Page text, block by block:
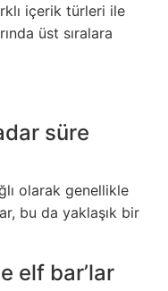
içerik türleri ile
üst sıralara
süre
olarak genellikle
bu da yaklaşık bir
elf bar’lar